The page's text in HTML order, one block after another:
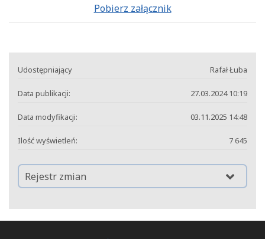
Pobierz załącznik
Udostępniający Rafał Łuba
Data publikacji: 27.03.2024 10:19
Data modyfikacji: 03.11.2025 14:48
Ilość wyświetleń: 7 645
Rejestr zmian